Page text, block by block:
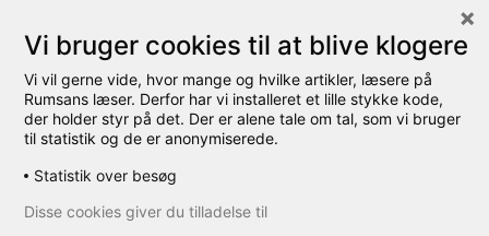
Vi bruger cookies til at blive klogere
Vi vil gerne vide, hvor mange og hvilke artikler, læsere på
Rumsans læser. Derfor har vi installeret et lille stykke kode,
der holder styr på det. Der er alene tale om tal, som vi bruger
til statistik og de er anonymiserede.
Statistik over besøg
Disse cookies giver du tilladelse til